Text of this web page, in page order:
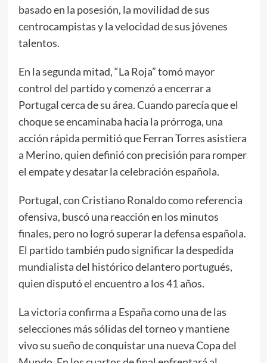
basado en la posesión, la movilidad de sus
centrocampistas y la velocidad de sus jóvenes
talentos.
En la segunda mitad, “La Roja” tomó mayor
control del partido y comenzó a encerrar a
Portugal cerca de su área. Cuando parecía que el
choque se encaminaba hacia la prórroga, una
acción rápida permitió que Ferran Torres asistiera
a Merino, quien definió con precisión para romper
el empate y desatar la celebración española.
Portugal, con Cristiano Ronaldo como referencia
ofensiva, buscó una reacción en los minutos
finales, pero no logró superar la defensa española.
El partido también pudo significar la despedida
mundialista del histórico delantero portugués,
quien disputó el encuentro a los 41 años.
La victoria confirma a España como una de las
selecciones más sólidas del torneo y mantiene
vivo su sueño de conquistar una nueva Copa del